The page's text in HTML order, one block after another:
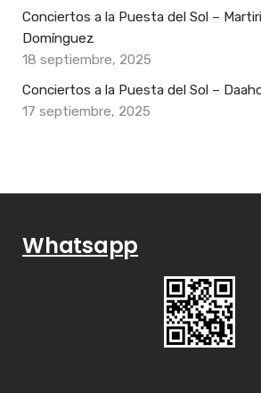
Conciertos a la Puesta del Sol –
Domínguez
18 septiembre, 2025
Conciertos a la Puesta del Sol –
17 septiembre, 2025
Whatsapp